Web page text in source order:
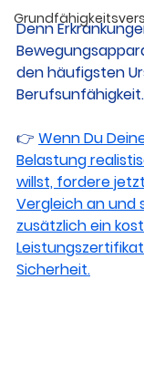
Denn
den häufigsten
Berufsunfähigkeit.
👉 Wenn Du
Belastung
willst, fordere
Vergleich an und
zusätzlich ein
Sicherheit.